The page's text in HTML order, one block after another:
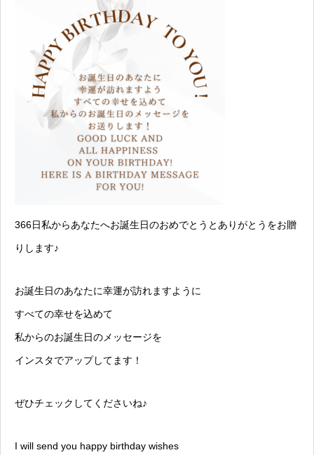
366日私からあなたへお誕生日のおめでとうとありがとうをお贈
りします♪
お誕生日のあなたに幸運が訪れますように
すべての幸せを込めて
私からのお誕生日のメッセージを
インスタでアップしてます！
ぜひチェックしてくださいね♪
I will send you happy birthday wishes